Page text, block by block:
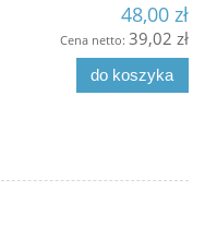
48,00 zł
Cena netto: 39,02 zł
do koszyka